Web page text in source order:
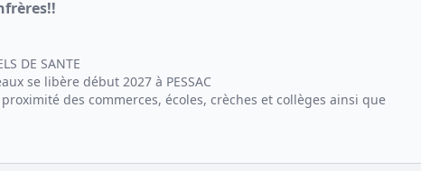
DE SANTE
se libère début 2027 à PESSAC
des commerces, écoles, crèches et collèges ainsi que